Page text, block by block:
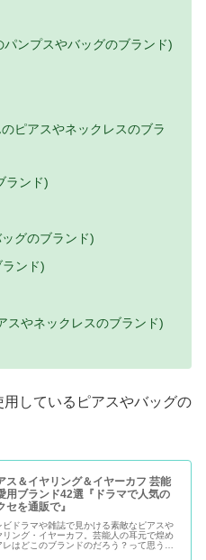
パンプスやバッグのブランド)
ピアスやネックレスのブラ
ランド)
グのブランド)
ンド)
スやネックレスのブランド)
しているピアスやバッグの
ス＆イヤリング＆イヤーカフ 芸能
用ブランド42選『ドラマで人気の
セを通販で』
ビドラマや雑誌で見かける素敵なピアスや
リング・イヤーカフ。芸能人の耳元で煌め
レはどこのブランドのだろう？って思う事